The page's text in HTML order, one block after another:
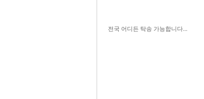
전국 어디든 탁송 가능합니다...